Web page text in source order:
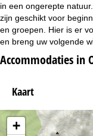
t
p
a
g
i
in een ongerepte
zijn geschikt voor
en groepen. Hier is er
en breng uw volgende
Accommodaties in
Kaart
+